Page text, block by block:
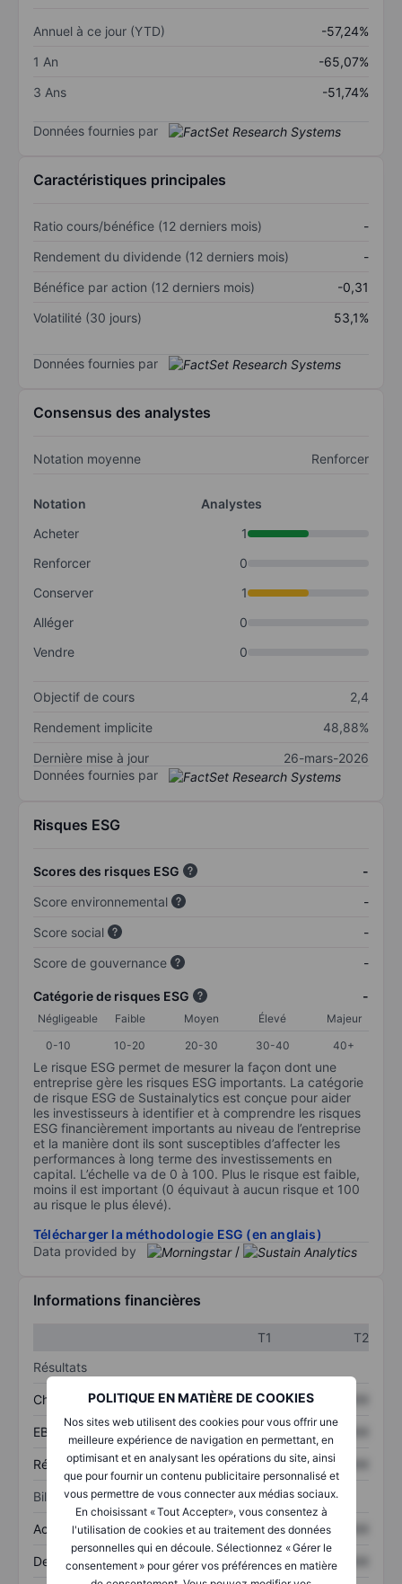
POLITIQUE EN MATIÈRE DE COOKIES
Nos sites web utilisent des cookies pour vous offrir une
meilleure expérience de navigation en permettant, en
optimisant et en analysant les opérations du site, ainsi
que pour fournir un contenu publicitaire personnalisé et
vous permettre de vous connecter aux médias sociaux.
En choisissant « Tout Accepter», vous consentez à
l'utilisation de cookies et au traitement des données
personnelles qui en découle. Sélectionnez « Gérer le
consentement » pour gérer vos préférences en matière
Annuel à ce jour (YTD)
-57,24%
1 An
-65,07%
3 Ans
-51,74%
Données fournies par
Caractéristiques principales
Ratio cours/bénéfice (12 derniers mois)
-
Rendement du dividende (12 derniers mois)
-
Bénéfice par action (12 derniers mois)
-0,31
Volatilité (30 jours)
53,1%
Données fournies par
Consensus des analystes
Notation moyenne Renforcer
Notation
Analystes
Acheter
1
Renforcer
0
Conserver
1
Alléger
0
Vendre
0
Objectif de cours
2,4
Rendement implicite
48,88%
Dernière mise à jour
26-mars-2026
Données fournies par
Risques ESG
Scores des risques ESG
-
Score environnemental
-
Score social
-
Score de gouvernance
-
Catégorie de risques ESG -
Négligeable Faible Moyen Élevé
Majeur
0-10
10-20 20-30 30-40 40+
Le risque ESG permet de mesurer la façon dont une
entreprise gère les risques ESG importants. La catégorie
de risque ESG de Sustainalytics est conçue pour aider
les investisseurs à identifier et à comprendre les risques
ESG financièrement importants au niveau de l’entreprise
et la manière dont ils sont susceptibles d’affecter les
performances à long terme des investissements en
capital. L’échelle va de 0 à 100. Plus le risque est faible,
moins il est important (0 équivaut à aucun risque et 100
au risque le plus élevé).
Télécharger la méthodologie ESG (en anglais)
Data provided by
/
Informations financières
T1
T2
Résultats
Chiffre d’affaires XXXXXXX XXXXXXX
EBITDA XXXXXXX
Résultat net XXXXXXX XXXXXXX
Bilan
Actifs totaux XXXXXXX XXXXXXX
Dette totale XXXXXXX XXXXXXX